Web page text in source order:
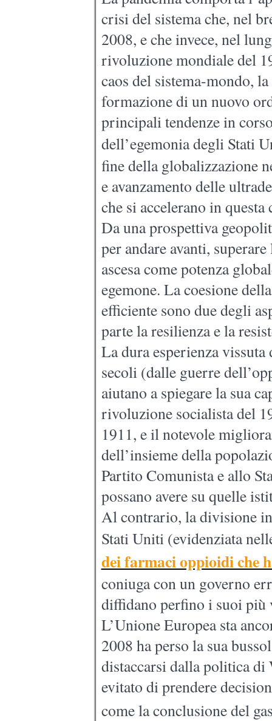
crisi del sistema che, nel
2008, e che invece, nel
rivoluzione mondiale del
caos del sistema-mondo,
formazione di un nuovo
principali tendenze in
dell’egemonia degli Stati
fine della globalizzazione
e avanzamento delle
che si accelerano in
Da una prospettiva
per andare avanti,
ascesa come potenza
egemone. La coesione
efficiente sono due degli
parte la resilienza e la
La dura esperienza
secoli (dalle guerre
aiutano a spiegare la sua
rivoluzione socialista del
1911, e il notevole
dell’insieme della
Partito Comunista e allo
possano avere su quelle
Al contrario, la divisione
Stati Uniti (evidenziata
dei farmaci oppioidi che
coniuga con un governo
diffidano perfino i suoi più
L’Unione Europea sta
2008 ha perso la sua
distaccarsi dalla politica di
evitato di prendere
come la conclusione del